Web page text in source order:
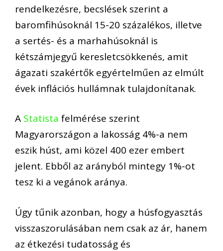
rendelkezésre, becslések szerint a
baromfihúsoknál 15-20 százalékos, illetve
a sertés- és a marhahúsoknál is
kétszámjegyű keresletcsökkenés, amit
ágazati szakértők egyértelműen az elmúlt
évek inflációs hullámnak tulajdonítanak.
A Statista felmérése szerint
Magyarországon a lakosság 4%-a nem
eszik húst, ami közel 400 ezer embert
jelent. Ebből az arányból mintegy 1%-ot
tesz ki a vegánok aránya.
Úgy tűnik azonban, hogy a húsfogyasztás
visszaszorulásában nem csak az ár, hanem
az étkezési tudatosság és